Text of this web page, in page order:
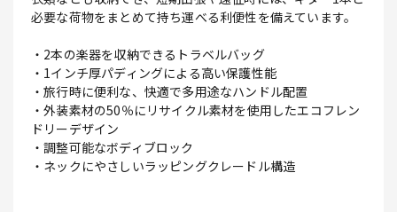
必要な荷物をまとめて持ち運べる利便性を備えています。
・2本の楽器を収納できるトラベルバッグ
・1インチ厚パディングによる高い保護性能
・旅行時に便利な、快適で多用途なハンドル配置
・外装素材の50％にリサイクル素材を使用したエコフレン
ドリーデザイン
・調整可能なボディブロック
・ネックにやさしいラッピングクレードル構造